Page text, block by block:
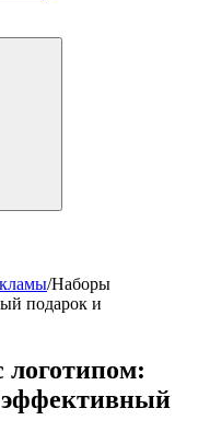
/Наборы
подарок и
логотипом: